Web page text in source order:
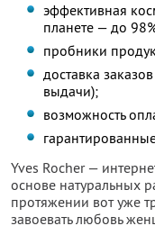
эффективная
планете — до
пробники
доставка
выдачи);
возможность
Yves Rocher —
основе натуральных
протяжении вот уже
завоевать любовь